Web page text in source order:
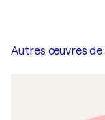
Autres œuvres de